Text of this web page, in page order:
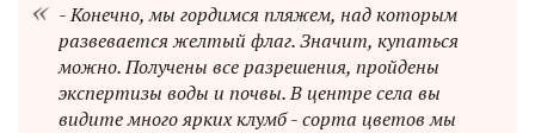
- Конечно, мы гордимся пляжем, над которым
развевается желтый флаг. Значит, купаться
можно. Получены все разрешения, пройдены
экспертизы воды и почвы. В центре села вы
видите много ярких клумб - сорта цветов мы